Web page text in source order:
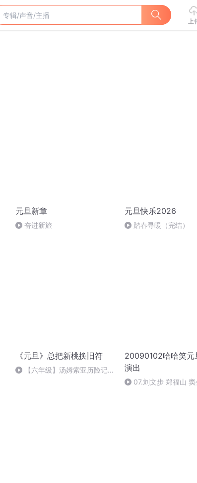
上
元旦新章
奋进新旅
元旦快乐2026
踏春寻暖（完结）
《元旦》总把新桃换旧符
【六年级】汤姆索亚历险记
20090102哈哈笑元
演出
07.刘文步 郑福山